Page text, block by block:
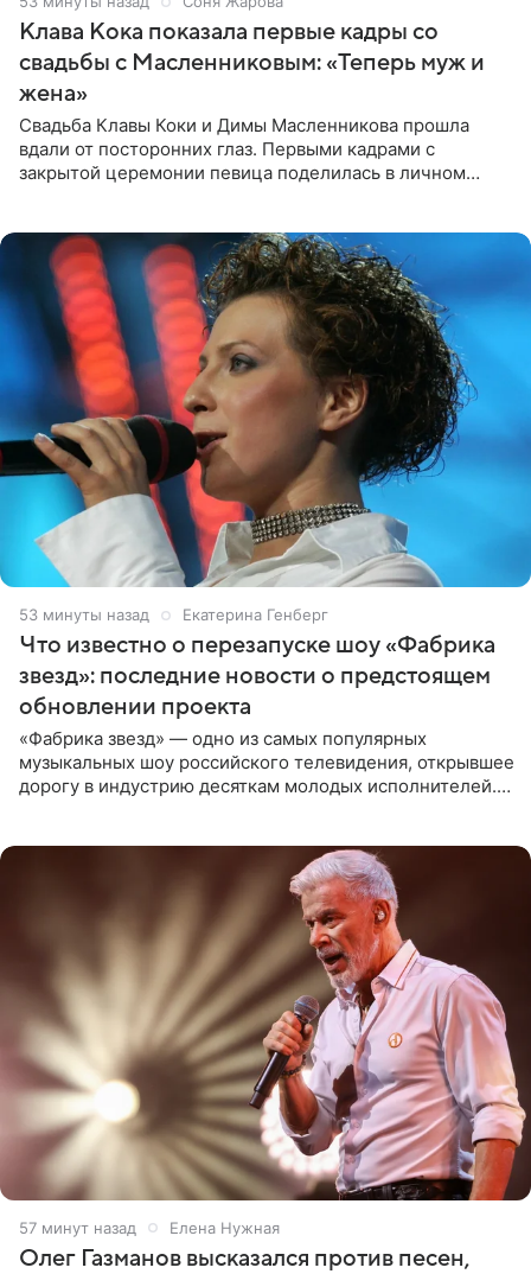
Клава Кока показала первые кадры со
свадьбы с Масленниковым: «Теперь муж и
жена»
Свадьба Клавы Коки и Димы Масленникова прошла
вдали от посторонних глаз. Первыми кадрами с
закрытой церемонии певица поделилась в личном
54 минуты назад Екатерина Генберг
Что известно о перезапуске шоу «Фабрика
звезд»: последние новости о предстоящем
обновлении проекта
«Фабрика звезд» — одно из самых популярных
музыкальных шоу российского телевидения, открывшее
дорогу в индустрию десяткам молодых исполнителей.
58 минут назад Елена Нужная
Олег Газманов высказался против песен,